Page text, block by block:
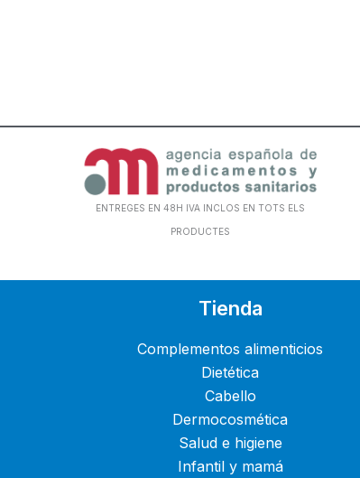
ENTREGES EN 48H IVA INCLOS EN TOTS ELS
PRODUCTES
Tienda
Complementos alimenticios
Dietética
Cabello
Dermocosmética
Salud e higiene
Infantil y mamá